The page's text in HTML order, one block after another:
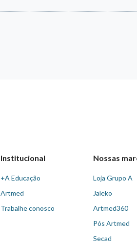
Institucional
+A Educação
Artmed
Trabalhe conosco
Nossas
Loja Grupo A
Jaleko
Artmed360
Pós Artmed
Secad